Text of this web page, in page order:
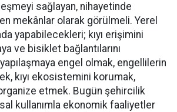
sağlayan, nihayetinde
mekânlar olarak görülmeli. Yerel
yapabilecekleri; kıyı erişimini
ve bisiklet bağlantılarını
engel olmak, engellilerin
kıyı ekosistemini korumak,
etmek. Bugün şehircilik
kullanımla ekonomik faaliyetler